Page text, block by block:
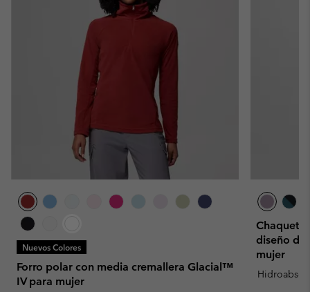
Nuevos Colores
Forro polar con media cremallera Glacial™
IV para mujer
Chaqueta
diseño de
mujer